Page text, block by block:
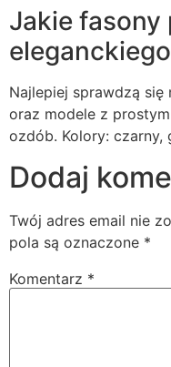
Jakie fasony
Najlepiej sprawdzą się
oraz modele z
ozdób. Kolory: czarny,
Dodaj
Twój adres email nie
pola są oznaczone *
Komentarz *